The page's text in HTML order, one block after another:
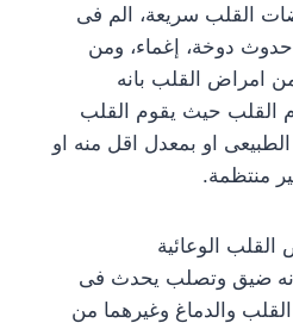
القلب سريعة، الم فى
دوخة، إغماء، ومن
امراض القلب بانه
القلب حيث يقوم القلب
او بمعدل اقل منه او
منتظمة.
القلب الوعائية
ضيق وتصلب يحدث فى
والدماغ وغيرهما من